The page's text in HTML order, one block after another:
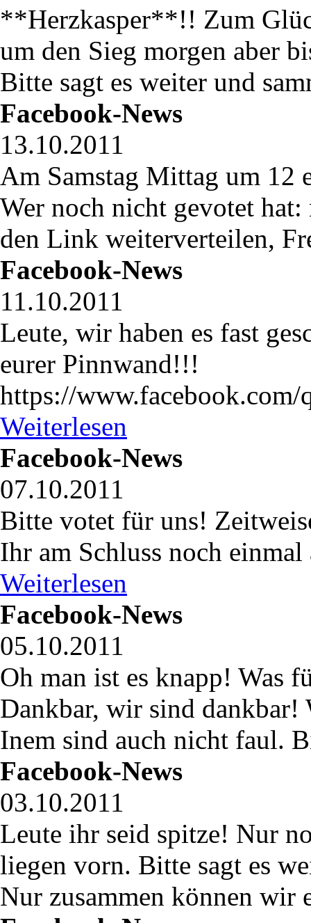
**Herzkasper**!! Zum
um den Sieg morgen aber
Bitte sagt es weiter und
Facebook-News
13.10.2011
Am Samstag Mittag um 12
Wer noch nicht gevotet
den Link weiterverteilen,
Facebook-News
11.10.2011
Leute, wir haben es fast
eurer Pinnwand!!!
https://www.facebook.com/
Weiterlesen
Facebook-News
07.10.2011
Bitte votet für uns!
Ihr am Schluss noch
Weiterlesen
Facebook-News
05.10.2011
Oh man ist es knapp! Was
Dankbar, wir sind dankbar!
Inem sind auch nicht faul.
Facebook-News
03.10.2011
Leute ihr seid spitze! Nur
liegen vorn. Bitte sagt es
Nur zusammen können wir